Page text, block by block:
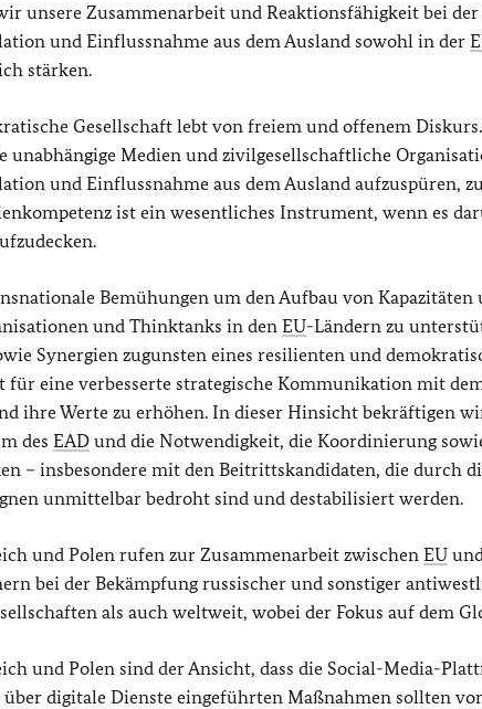
unsere Zusammenarbeit und Reaktionsfähigkeit bei
und Einflussnahme aus dem Ausland sowohl in der
stärken.
Gesellschaft lebt von freiem und offenem
unabhängige Medien und zivilgesellschaftliche
und Einflussnahme aus dem Ausland aufzuspüren,
ist ein wesentliches Instrument, wenn es
Bemühungen um den Aufbau von
und Thinktanks in den EU-Ländern zu
Synergien zugunsten eines resilienten und
für eine verbesserte strategische Kommunikation mit
ihre Werte zu erhöhen. In dieser Hinsicht bekräftigen
des EAD und die Notwendigkeit, die Koordinierung
– insbesondere mit den Beitrittskandidaten, die durch
unmittelbar bedroht sind und destabilisiert werden.
und Polen rufen zur Zusammenarbeit zwischen EU
bei der Bekämpfung russischer und sonstiger
als auch weltweit, wobei der Fokus auf dem
und Polen sind der Ansicht, dass die Social-Media-
über digitale Dienste eingeführten Maßnahmen sollten